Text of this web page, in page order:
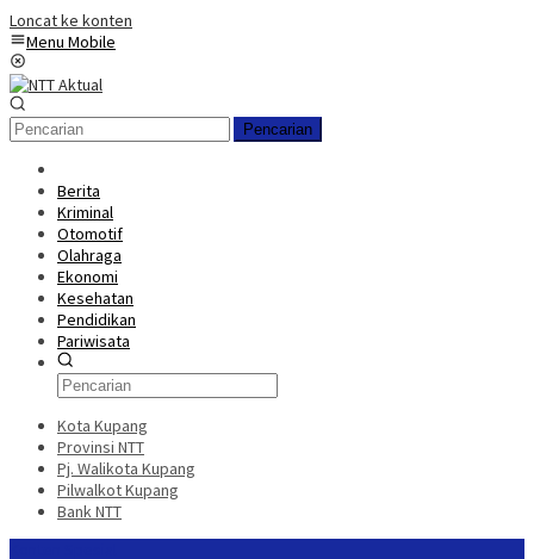
Loncat ke konten
Menu Mobile
Pencarian
Berita
Kriminal
Otomotif
Olahraga
Ekonomi
Kesehatan
Pendidikan
Pariwisata
Kota Kupang
Provinsi NTT
Pj. Walikota Kupang
Pilwalkot Kupang
Bank NTT